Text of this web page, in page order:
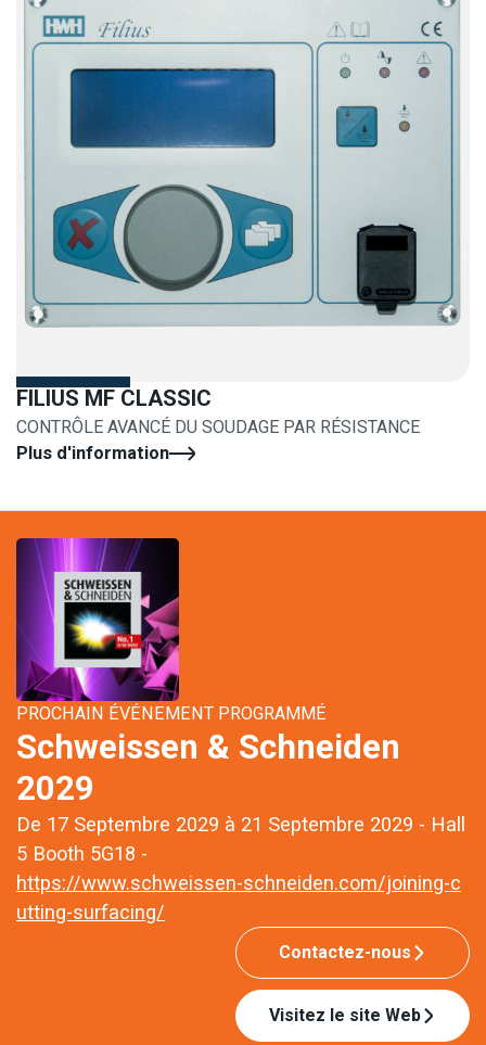
FILIUS MF CLASSIC
CONTRÔLE AVANCÉ DU SOUDAGE PAR RÉSISTANCE
Plus d'information
PROCHAIN ÉVÉNEMENT PROGRAMMÉ
Schweissen & Schneiden
2029
De 17 Septembre 2029 à 21 Septembre 2029 - Hall
5 Booth 5G18 -
https://www.schweissen-schneiden.com/joining-c
utting-surfacing/
Contactez-nous
Visitez le site Web